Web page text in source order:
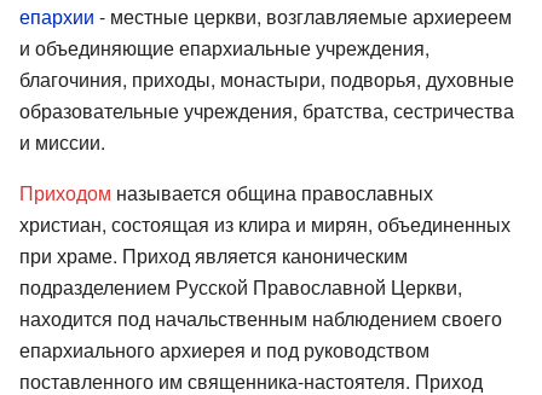
епархии - местные церкви, возглавляемые архиереем
и объединяющие епархиальные учреждения,
благочиния, приходы, монастыри, подворья, духовные
образовательные учреждения, братства, сестричества
и миссии.
Приходом называется община православных
христиан, состоящая из клира и мирян, объединенных
при храме. Приход является каноническим
подразделением Русской Православной Церкви,
находится под начальственным наблюдением своего
епархиального архиерея и под руководством
поставленного им священника-настоятеля. Приход